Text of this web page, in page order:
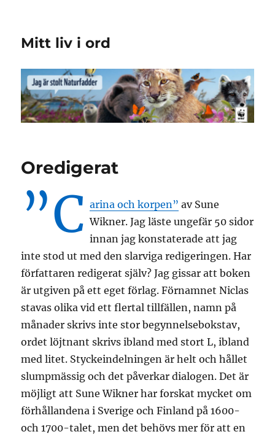
Mitt liv i ord
Oredigerat
”C arina och korpen” av Sune
Wikner. Jag läste ungefär 50 sidor
innan jag konstaterade att jag
inte stod ut med den slarviga redigeringen. Har
författaren redigerat själv? Jag gissar att boken
är utgiven på ett eget förlag. Förnamnet Niclas
stavas olika vid ett flertal tillfällen, namn på
månader skrivs inte stor begynnelsebokstav,
ordet löjtnant skrivs ibland med stort L, ibland
med litet. Styckeindelningen är helt och hållet
slumpmässig och det påverkar dialogen. Det är
möjligt att Sune Wikner har forskat mycket om
förhållandena i Sverige och Finland på 1600-
och 1700-talet, men det behövs mer för att en